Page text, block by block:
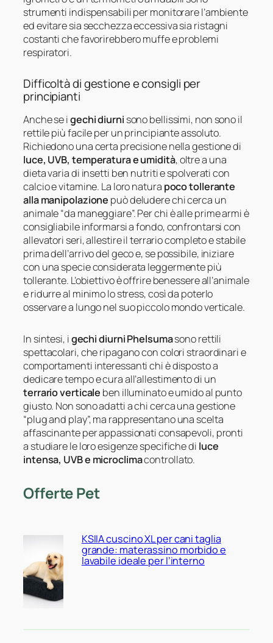
strumenti indispensabili per monitorare l’ambiente
ed evitare sia secchezza eccessiva sia ristagni
costanti che favorirebbero muffe e problemi
respiratori.
Difficoltà di gestione e consigli per
principianti
Anche se igechi diurni sono bellissimi, non sono il
rettile più facile per un principiante assoluto.
Richiedono una certa precisione nella gestione di
luce, UVB, temperatura e umidità, oltre a una
dieta varia di insetti ben nutriti e spolverati con
calcio e vitamine. La loro natura poco tollerante
alla manipolazione può deludere chi cerca un
animale “da maneggiare”. Per chi è alle prime armi è
consigliabile informarsi a fondo, confrontarsi con
allevatori seri, allestire il terrario completo e stabile
prima dell’arrivo del geco e, se possibile, iniziare
con una specie considerata leggermente più
tollerante. L’obiettivo è offrire benessere all’animale
e ridurre al minimo lo stress, così da poterlo
osservare a lungo nel suo piccolo mondo verticale.
In sintesi, igechi diurni Phelsumasono rettili
spettacolari, che ripagano con colori straordinari e
comportamenti interessanti chi è disposto a
dedicare tempo e cura all’allestimento di un
terrario verticale ben illuminato e umido al punto
giusto. Non sono adatti a chi cerca una gestione
“plug and play”, ma rappresentano una scelta
affascinante per appassionati consapevoli, pronti
a studiare le loro esigenze specifiche di luce
intensa, UVB e microclimacontrollato.
Offerte Pet
KSIIA cuscino XL per cani taglia
grande: materassino morbido e
lavabile ideale per l’interno